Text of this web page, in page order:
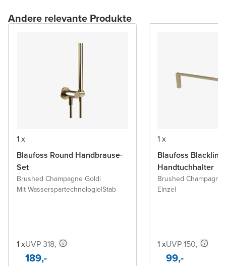
Andere relevante Produkte
1 x
Blaufoss Round Handbrause-
Set
Brushed Champagne Gold|
Mit Wasserspartechnologie|Stab
1 xUVP 318,-
189,-
1 x
Blaufoss Blackline
Handtuchhalter
Brushed
Einzel
1 xUVP 150,-
99,-